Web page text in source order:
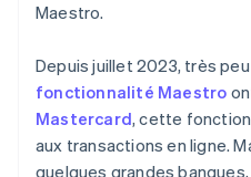
Maestro.
Depuis juillet 2023, très
fonctionnalité Maestro
Mastercard, cette
aux transactions en ligne.
quelques grandes